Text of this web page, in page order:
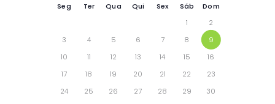
Seg Ter Qua Qui Sex Sáb
Dom
1
2
3
4 5 6 7 8
9
10
11 12 13 14 15
16
17
18 19 20 21 22
23
24
25 26 27 28 29
30